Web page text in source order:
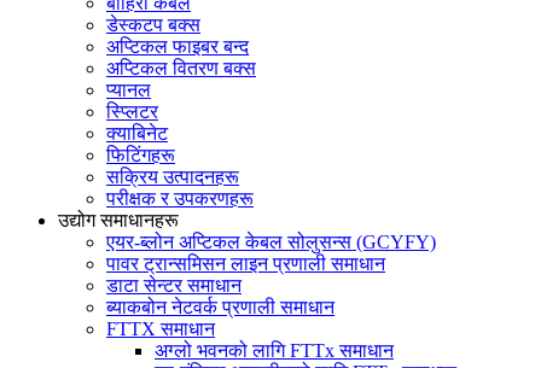
डेस्कटप बक्स
अप्टिकल फाइबर बन्द
अप्टिकल वितरण बक्स
प्यानल
स्प्लिटर
क्याबिनेट
फिटिंगहरू
सक्रिय उत्पादनहरू
परीक्षक र उपकरणहरू
उद्योग समाधानहरू
एयर-ब्लोन अप्टिकल केबल सोलुसन्स (GCYFY)
पावर ट्रान्समिसन लाइन प्रणाली समाधान
डाटा सेन्टर समाधान
ब्याकबोन नेटवर्क प्रणाली समाधान
FTTX समाधान
अग्लो भवनको लागि FTTx समाधान